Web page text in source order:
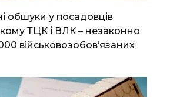
обшуки у посадовців
ТЦК і ВЛК – незаконно
військовозобов’язаних